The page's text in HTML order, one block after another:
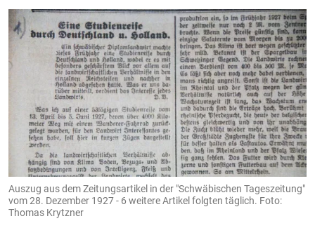
Auszug aus dem Zeitungsartikel in der "Schwäbischen Tageszeitung"
vom 28. Dezember 1927 - 6 weitere Artikel folgten täglich. Foto:
Thomas Krytzner